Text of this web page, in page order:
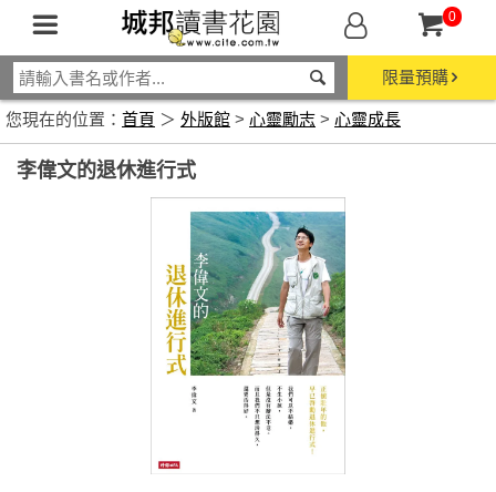
0
限量預購
您現在的位置： 首頁 ＞ 外版館 > 心靈勵志 > 心靈成長
李偉文的退休進行式